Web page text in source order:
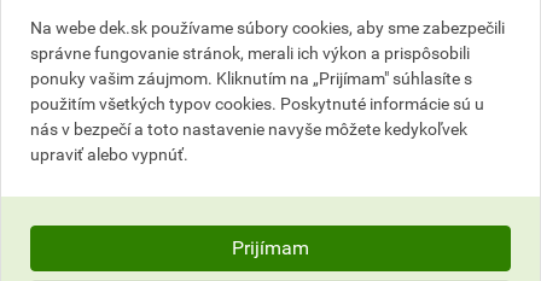
Parametre
súčiniteľ tepelnej vodivosti 0,032 W.m-1.K-1
pevnosť v tlaku pri 10%
200 kPa
Na webe dek.sk používame súbory cookies, aby sme zabezpečili
správne fungovanie stránok, merali ich výkon a prispôsobili
ponuky vašim záujmom. Kliknutím na „Prijímam" súhlasíte s
použitím všetkých typov cookies. Poskytnuté informácie sú u
nás v bezpečí a toto nastavenie navyše môžete kedykoľvek
upraviť alebo vypnúť.
Prijímam